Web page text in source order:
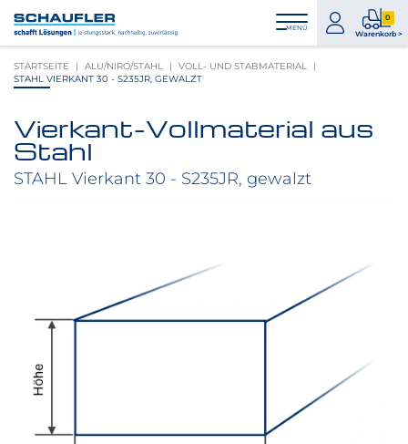
Inhalt
Hauptnavigation
Footernavigation
Logo
Schaufler
verlinkt
zur
MENÜ
zum
Konto
0
Warenkorb >
0
STARTSEITE ALU/NIRO/STAHL
VOLL- UND STABMATERIAL
STAHL VIERKANT 30 - S235JR, GEWALZT
Produktbilder
überspringen
Vierkant-Vollmaterial aus
Stahl
STAHL Vierkant 30 - S235JR, gewalzt